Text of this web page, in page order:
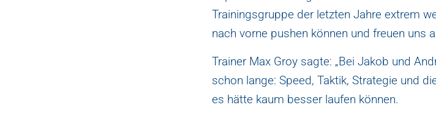
Trainingsgruppe der letzten Jahre extrem
nach vorne pushen können und freuen uns
Trainer Max Groy sagte: „Bei Jakob und
schon lange: Speed, Taktik, Strategie und
es hätte kaum besser laufen können.